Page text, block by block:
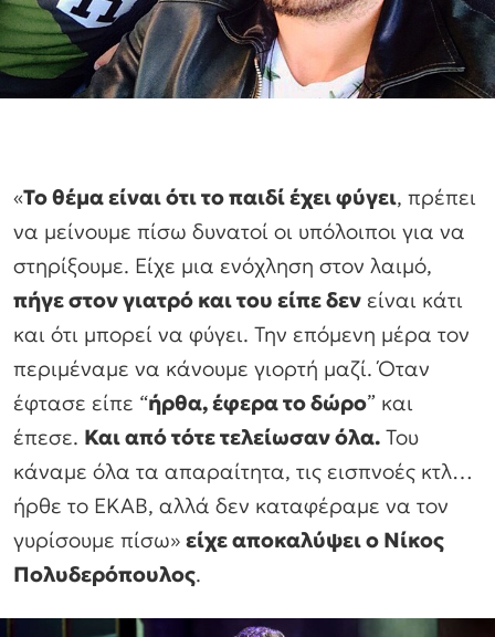
«Το θέμα είναι ότι το παιδί έχει φύγει, πρέπει
να μείνουμε πίσω δυνατοί οι υπόλοιποι για να
στηρίξουμε. Είχε μια ενόχληση στον λαιμό,
πήγε στον γιατρό και του είπε δεν είναι κάτι
και ότι μπορεί να φύγει. Την επόμενη μέρα τον
περιμέναμε να κάνουμε γιορτή μαζί. Όταν
έφτασε είπε “ήρθα, έφερα το δώρο” και
έπεσε. Και από τότε τελείωσαν όλα. Του
κάναμε όλα τα απαραίτητα, τις εισπνοές κτλ…
ήρθε το ΕΚΑΒ, αλλά δεν καταφέραμε να τον
γυρίσουμε πίσω» είχε αποκαλύψει ο Νίκος
Πολυδερόπουλος.